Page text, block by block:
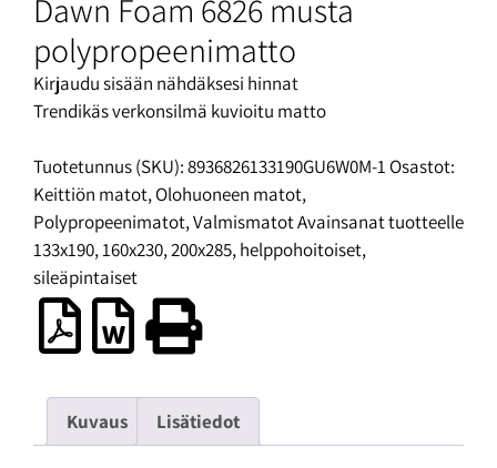
Dawn Foam 6826 musta
polypropeenimatto
Kirjaudu sisään nähdäksesi hinnat
Trendikäs verkonsilmä kuvioitu matto
Tuotetunnus (SKU):8936826133190GU6W0M-1 Osastot:
Keittiön matot,Olohuoneen matot,
Polypropeenimatot,ValmismatotAvainsanat tuotteelle
133x190,160x230,200x285,helppohoitoiset,
sileäpintaiset
Kuvaus Lisätiedot